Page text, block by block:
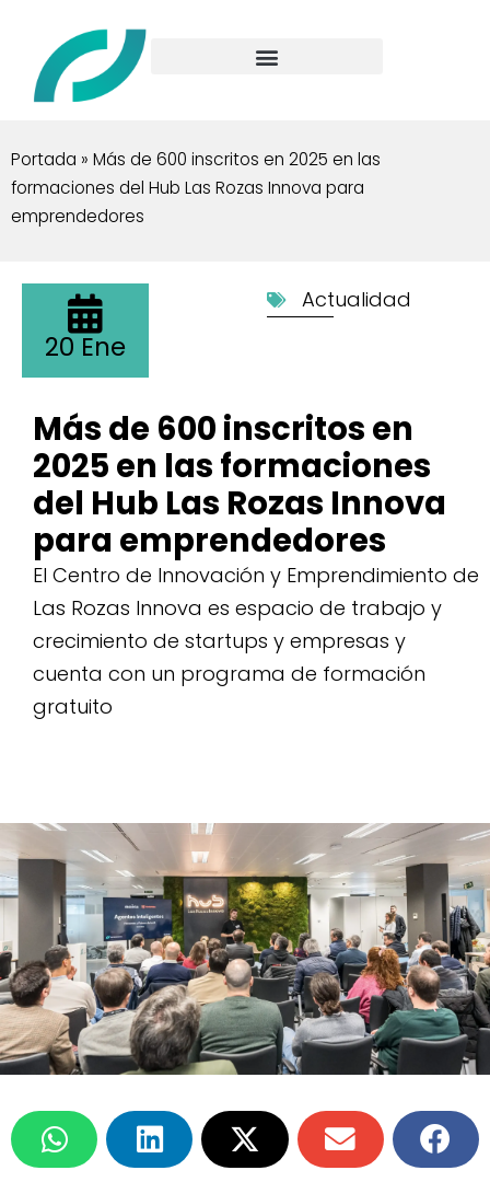
Portada » Más de 600 inscritos en 2025 en las
formaciones del Hub Las Rozas Innova para
emprendedores
20 Ene
Actualidad
Más de 600 inscritos en
2025 en las formaciones
del Hub Las Rozas Innova
para emprendedores
El Centro de Innovación y Emprendimiento de
Las Rozas Innova es espacio de trabajo y
crecimiento de startups y empresas y
cuenta con un programa de formación
gratuito